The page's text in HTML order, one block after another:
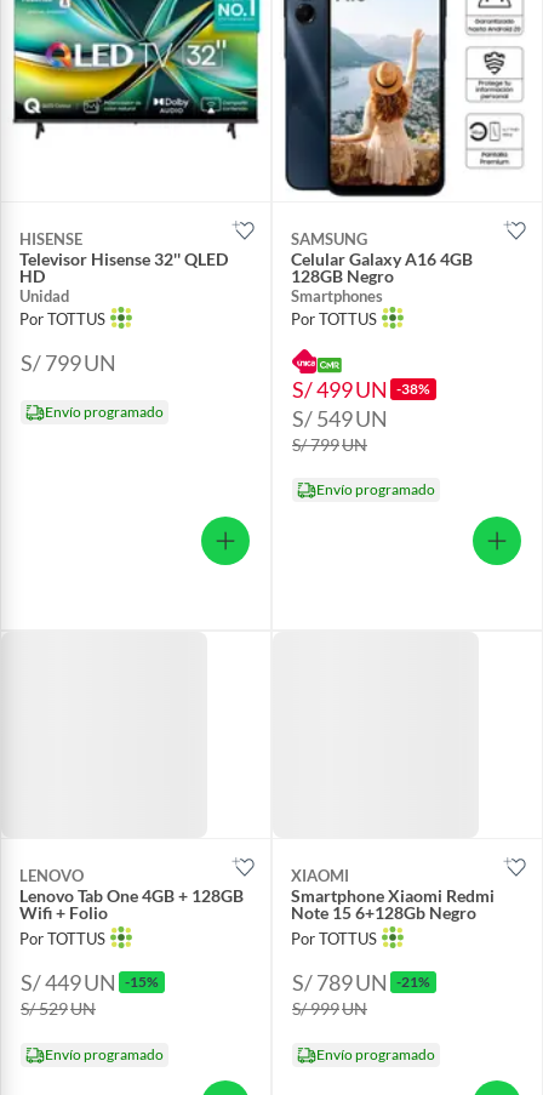
HISENSE
Televisor Hisense 32'' QLED
HD
Unidad
Por TOTTUS
S/ 799UN
Envío programado
SAMSUNG
Celular Galaxy A16 4GB
128GB Negro
Smartphones
Por TOTTUS
S/ 499UN -38%
S/ 549UN
S/ 799UN
Envío programado
LENOVO
Lenovo Tab One 4GB + 128GB
Wifi + Folio
Por TOTTUS
S/ 449UN -15%
S/ 529UN
Envío programado
XIAOMI
Smartphone Xiaomi Redmi
Note 15 6+128Gb Negro
Por TOTTUS
S/ 789UN -21%
S/ 999UN
Envío programado